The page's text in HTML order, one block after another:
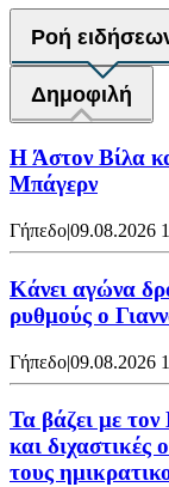
Ροή
Δημοφιλή
Η Άστον Βίλα
Μπάγερν
Γήπεδο|09.08.2026
Kάνει αγώνα
ρυθμούς ο
Γήπεδο|09.08.2026
Τα βάζει με
και διχαστικές
τους